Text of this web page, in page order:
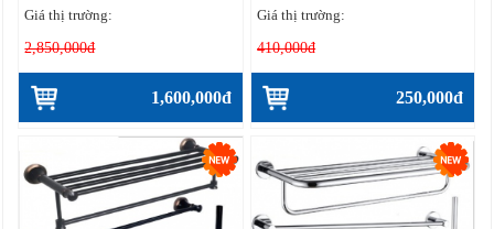
Giá thị trường:
2,850,000đ
1,600,000đ
Giá thị trường:
410,000đ
250,000đ